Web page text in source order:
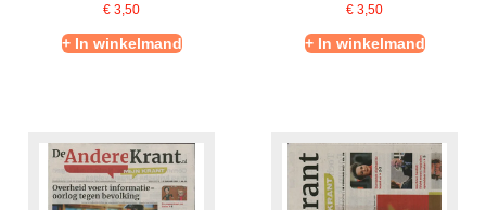
€ 3,50
+ In winkelmand
€ 3,50
+ In winkelmand